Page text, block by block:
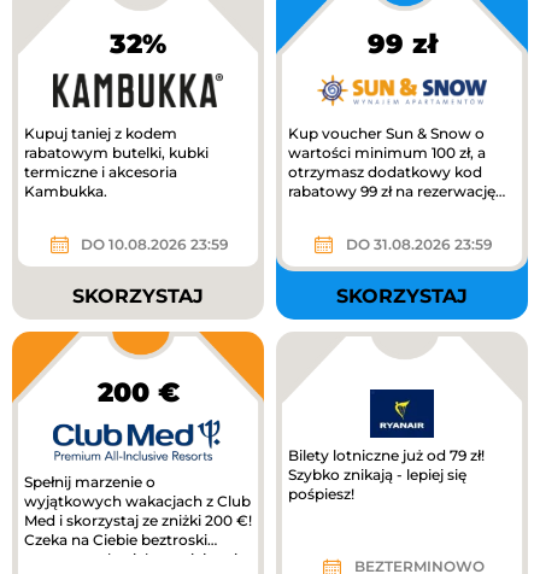
32%
Kupuj taniej z kodem
rabatowym butelki, kubki
termiczne i akcesoria
Kambukka.
DO 10.08.2026 23:59
SKORZYSTAJ
99 zł
Kup voucher Sun & Snow o
wartości minimum 100 zł, a
otrzymasz dodatkowy kod
rabatowy 99 zł na rezerwację
DO 31.08.2026 23:59
SKORZYSTAJ
200 €
Spełnij marzenie o
wyjątkowych wakacjach z Club
Med i skorzystaj ze zniżki 200 €!
Czeka na Ciebie beztroski
wypoczynek, piękne miejsca i...
Bilety lotniczne już od 79 zł!
Szybko znikają - lepiej się
pośpiesz!
BEZTERMINOWO